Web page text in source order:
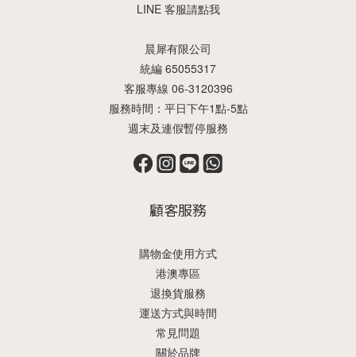
LINE 客服請點我
晨犀有限公司
統編 65055317
客服專線 06-3120396
服務時間：平日下午1點-5點
週末及連假暫停服務
顧客服務
購物金使用方式
港澳專區
退換貨服務
運送方式與時間
常見問題
關於品牌